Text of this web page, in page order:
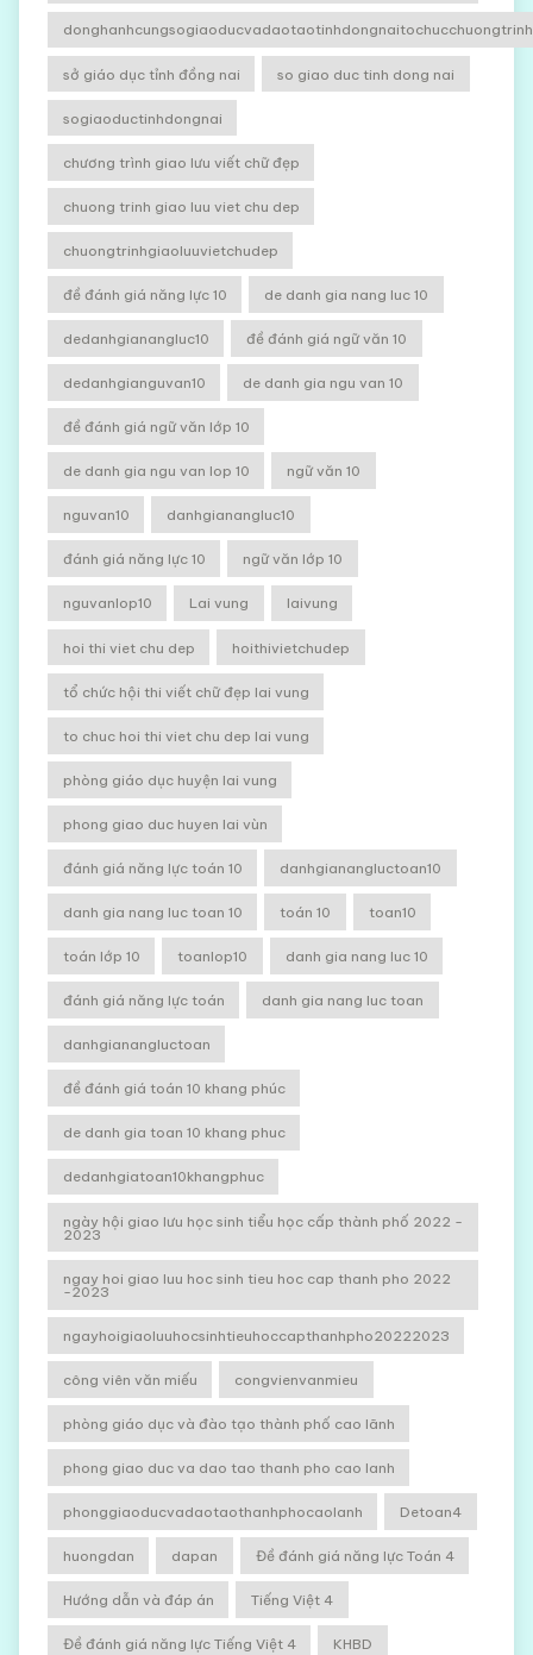
sở giáo dục tỉnh đồng nai so giao duc tinh dong nai
sogiaoductinhdongnai
chương trình giao lưu viết chữ đẹp
chuong trinh giao luu viet chu dep
chuongtrinhgiaoluuvietchudep
đề đánh giá năng lực 10 de danh gia nang luc 10
dedanhgianangluc10 đề đánh giá ngữ văn 10
dedanhgianguvan10 de danh gia ngu van 10
đề đánh giá ngữ văn lớp 10
de danh gia ngu van lop 10 ngữ văn 10
nguvan10 danhgianangluc10
đánh giá năng lực 10 ngữ văn lớp 10
nguvanlop10 Lai vung laivung
hoi thi viet chu dep hoithivietchudep
tổ chức hội thi viết chữ đẹp lai vung
to chuc hoi thi viet chu dep lai vung
phòng giáo dục huyện lai vung
phong giao duc huyen lai vùn
đánh giá năng lực toán 10 danhgianangluctoan10
danh gia nang luc toan 10 toán 10 toan10
toán lớp 10 toanlop10 danh gia nang luc 10
đánh giá năng lực toán danh gia nang luc toan
danhgianangluctoan
đề đánh giá toán 10 khang phúc
de danh gia toan 10 khang phuc
dedanhgiatoan10khangphuc
ngày hội giao lưu học sinh tiểu học cấp thành phố 2022 -
2023
ngay hoi giao luu hoc sinh tieu hoc cap thanh pho 2022
-2023
ngayhoigiaoluuhocsinhtieuhoccapthanhpho20222023
công viên văn miếu congvienvanmieu
phòng giáo dục và đào tạo thành phố cao lãnh
phong giao duc va dao tao thanh pho cao lanh
phonggiaoducvadaotaothanhphocaolanh Detoan4
huongdan dapan Đề đánh giá năng lực Toán 4
Hướng dẫn và đáp án Tiếng Việt 4
Đề đánh giá năng lực Tiếng Việt 4 KHBD